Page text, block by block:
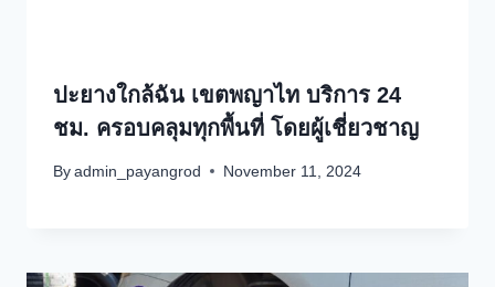
ปะยางใกล้ฉัน เขตพญาไท บริการ 24
ชม. ครอบคลุมทุกพื้นที่ โดยผู้เชี่ยวชาญ
By admin_payangrod November 11, 2024